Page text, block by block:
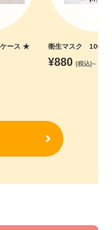
ケース ★ 衛生マスク 100枚
¥880 (税込)~